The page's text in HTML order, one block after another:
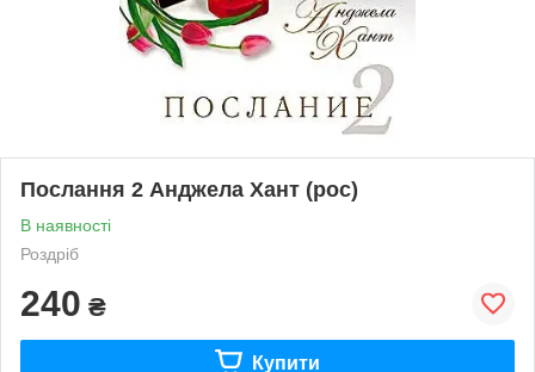
Послання 2 Анджела Хант (рос)
В наявності
Роздріб
240 ₴
Купити